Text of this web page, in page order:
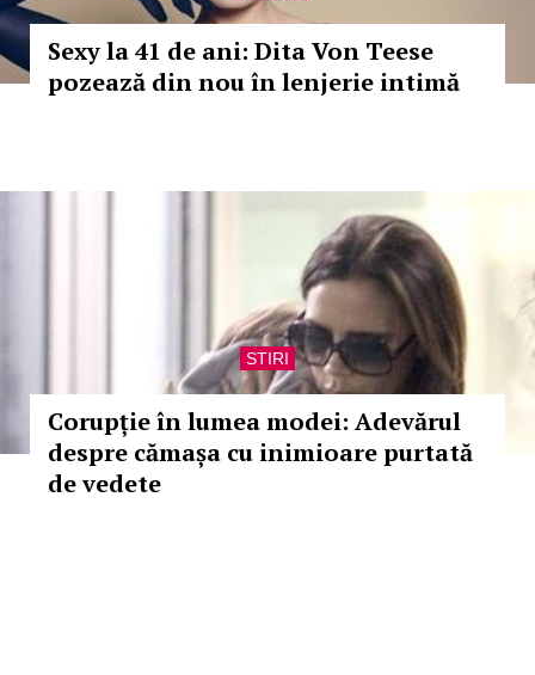
Sexy la 41 de ani: Dita Von Teese
pozează din nou în lenjerie intimă
STIRI
Corupție în lumea modei: Adevărul
despre cămașa cu inimioare purtată
de vedete